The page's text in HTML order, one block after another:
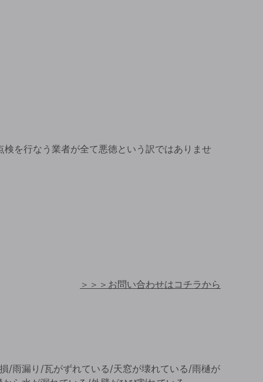
を行なう業者が全て悪徳という訳ではありませ
＞＞＞お問い合わせはコチラから